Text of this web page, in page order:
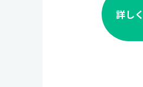
詳し